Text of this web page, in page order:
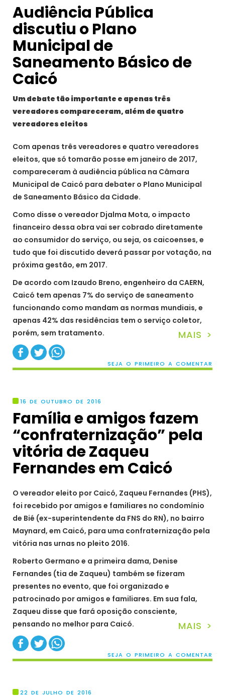
Audiência Pública
discutiu o Plano
Municipal de
Saneamento Básico de
Caicó
Um debate tão importante e apenas três
vereadores compareceram, além de quatro
vereadores eleitos
Com apenas três vereadores e quatro vereadores
eleitos, que só tomarão posse em janeiro de 2017,
compareceram à audiência pública na Câmara
Municipal de Caicó para debater o Plano Municipal
de Saneamento Básico da Cidade.
Como disse o vereador Djalma Mota, o impacto
financeiro dessa obra vai ser cobrado diretamente
ao consumidor do serviço, ou seja, os caicoenses, e
tudo que foi discutido deverá passar por votação, na
próxima gestão, em 2017.
De acordo com Izaudo Breno, engenheiro da CAERN,
Caicó tem apenas 7% do serviço de saneamento
funcionando como mandam as normas mundiais, e
apenas 42% das residências tem o serviço coletor,
porém, sem tratamento.
MAIS >
SEJA O PRIMEIRO A COMENTAR
16 DE OUTUBRO DE 2016
Família e amigos fazem
“confraternização” pela
vitória de Zaqueu
Fernandes em Caicó
O vereador eleito por Caicó, Zaqueu Fernandes (PHS),
foi recebido por amigos e familiares no condomínio
de Bié (ex-superintendente da FNS do RN), no bairro
Maynard, em Caicó, para uma confraternização pela
vitória nas urnas no pleito 2016.
Roberto Germano e a primeira dama, Denise
Fernandes (tia de Zaqueu) também se fizeram
presentes no evento, que foi organizado e
patrocinado por amigos e familiares. Em sua fala,
Zaqueu disse que fará oposição consciente,
pensando no melhor para Caicó.
MAIS >
SEJA O PRIMEIRO A COMENTAR
22 DE JULHO DE 2016